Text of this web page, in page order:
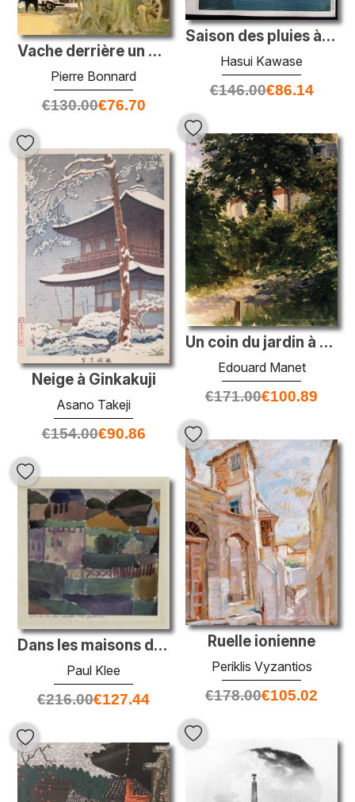
Saison des pluies à Ryoshimachi
Hasui Kawase
€146.00€86.14
Vache derrière un arbre
Pierre Bonnard
€130.00€76.70
Un coin du jardin à Rueil
Edouard Manet
€171.00€100.89
Neige à Ginkakuji
Asano Takeji
€154.00€90.86
Ruelle ionienne
Periklis Vyzantios
€178.00€105.02
Dans les maisons de St. Germain
Paul Klee
€216.00€127.44